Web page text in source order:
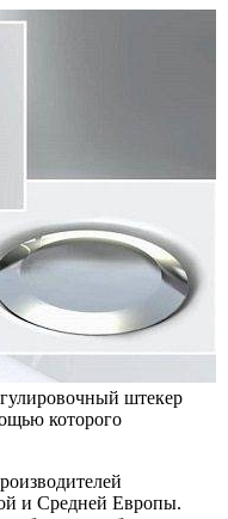
штекер
которого
и Средней Европы.